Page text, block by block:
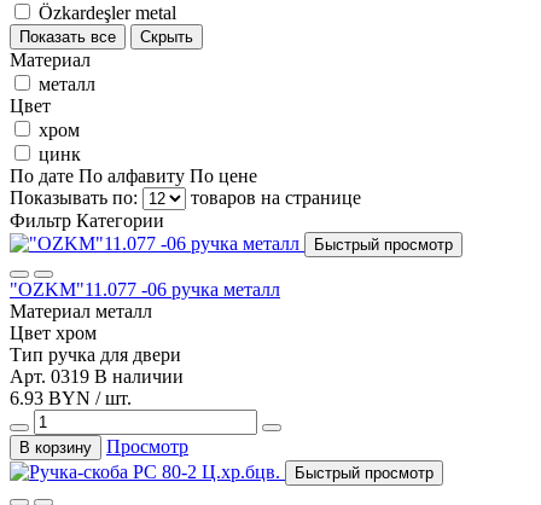
Özkardeşler metal
Показать все Скрыть
Материал
металл
Цвет
хром
цинк
По дате По алфавиту По цене
Показывать по:
товаров на странице
Фильтр Категории
Быстрый просмотр
"OZKM"11.077 -06 ручка металл
Материал металл
Цвет хром
Тип ручка для двери
Арт. 0319 В наличии
6.93 BYN / шт.
В корзину Просмотр
Быстрый просмотр